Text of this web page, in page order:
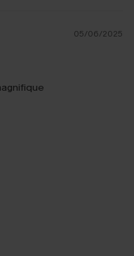
05/06/2025